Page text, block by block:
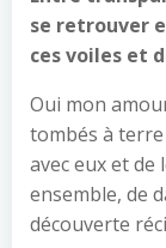
se retrouver
ces voiles et
Oui mon
tombés à
avec eux et
ensemble, de
découverte